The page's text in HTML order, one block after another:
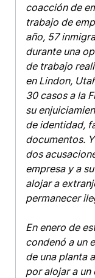
coacción de
trabajo de
año, 57
durante una
de trabajo
en Lindon,
30 casos a la
su
de identidad,
documentos.
dos
empresa y a
alojar a
permanecer
En enero de
condenó a un
de una planta
por alojar a un